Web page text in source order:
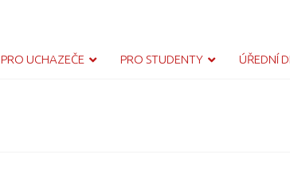
PRO UCHAZEČE PRO STUDENTY ÚŘEDNÍ